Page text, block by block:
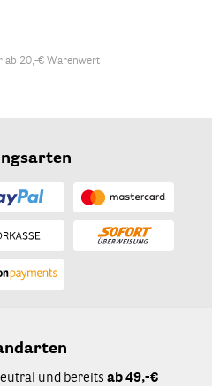
ab 20,-€ Warenwert
und bereits ab 49,-€